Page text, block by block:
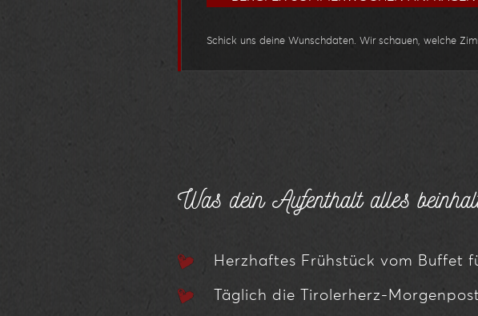
Schick uns deine Wunschdaten. Wir schauen, welche
Was dein Aufenthalt alles
Herzhaftes Frühstück vom Buffet
Täglich die Tirolerherz-